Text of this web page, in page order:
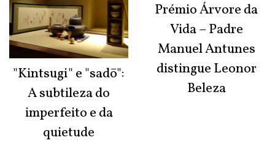
"Kintsugi" e "sadō":
A subtileza do
imperfeito e da
quietude
Prémio Árvore da
Vida – Padre
Manuel Antunes
distingue Leonor
Beleza